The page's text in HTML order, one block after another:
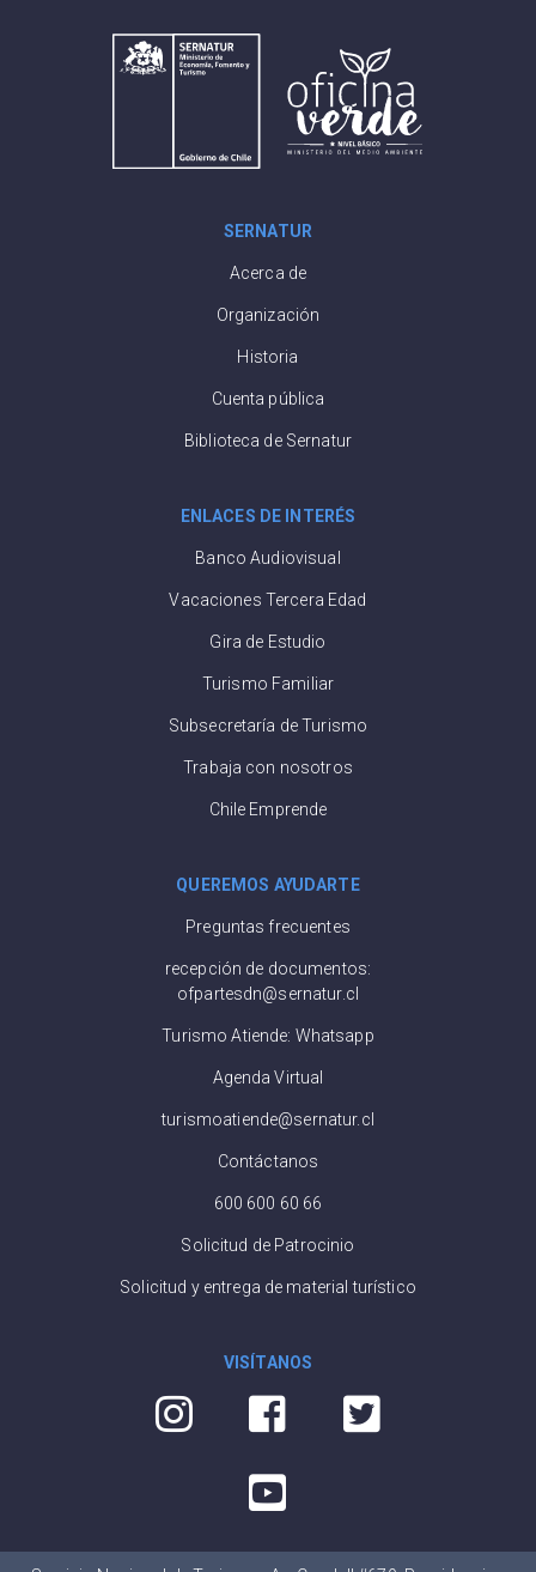
SERNATUR
Acerca de
Organización
Historia
Cuenta pública
Biblioteca de Sernatur
ENLACES DE INTERÉS
Banco Audiovisual
Vacaciones Tercera Edad
Gira de Estudio
Turismo Familiar
Subsecretaría de Turismo
Trabaja con nosotros
Chile Emprende
QUEREMOS AYUDARTE
Preguntas frecuentes
recepción de documentos:
ofpartesdn@sernatur.cl
Turismo Atiende: Whatsapp
Agenda Virtual
turismoatiende@sernatur.cl
Contáctanos
600 600 60 66
Solicitud de Patrocinio
Solicitud y entrega de material turístico
VISÍTANOS